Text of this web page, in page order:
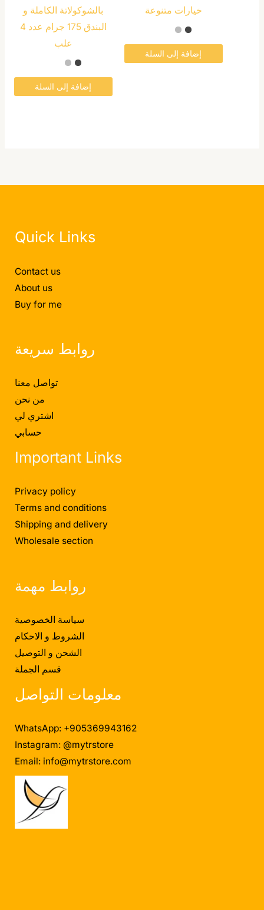
خيارات متنوعة
إضافة إلى السلة
الخيارات
صفحة
بالشوكولاتة الكاملة و
البندق 175 جرام عدد 4
علب
إضافة إلى السلة
Quick Links
Contact us
About us
Buy for me
روابط سريعة
تواصل معنا
من نحن
اشتري لي
حسابي
Important Links
Privacy policy
Terms and conditions
Shipping and delivery
Wholesale section
روابط مهمة
سياسة الخصوصية
الشروط و الاحكام
الشحن و التوصيل
قسم الجملة
معلومات التواصل
WhatsApp: +905369943162
Instagram: @mytrstore
Email: info@mytrstore.com